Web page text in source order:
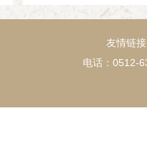
友情链
电话：0512-